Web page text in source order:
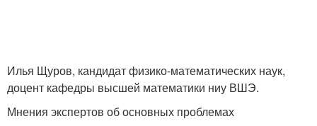
Илья Щуров, кандидат физико-математических наук,
доцент кафедры высшей математики ниу ВШЭ.
Мнения экспертов об основных проблемах